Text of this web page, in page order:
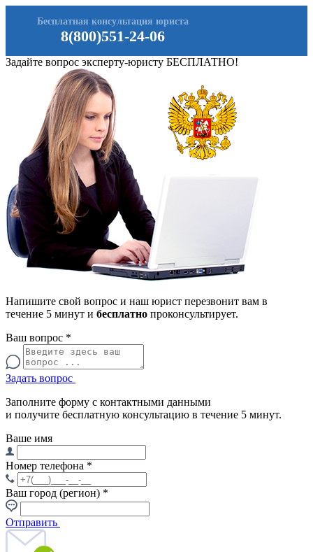
8(800)551-24-06
Бесплатная консультация юриста
Задайте вопрос эксперту-юристу БЕСПЛАТНО!
Напишите свой вопрос и наш юрист перезвонит вам в
течение 5 минут и бесплатно проконсультирует.
Ваш вопрос *
Задать вопрос
Заполните форму с контактными данными
и получите бесплатную консультацию в течение 5 минут.
Ваше имя
Номер телефона *
Ваш город (регион) *
Отправить